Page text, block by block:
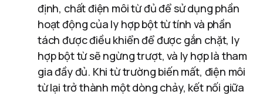
định, chất điện môi từ đủ để sử dụng phần
hoạt động của ly hợp bột từ tính và phần
tách được điều khiển để được gắn chặt, ly
hợp bột từ sẽ ngừng trượt, và ly hợp là tham
gia đầy đủ. Khi từ trường biến mất, điện môi
từ lại trở thành một dòng chảy, kết nối giữa